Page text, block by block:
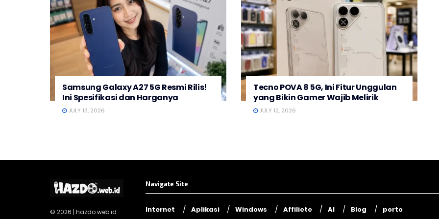
Samsung Galaxy A27 5G Resmi Rilis!
Ini Spesifikasi dan Harganya
JULY 13, 2026
Tecno POVA 8 5G, Ini Fitur Unggulan
yang Bikin Gamer Wajib Melirik
JULY 12, 2026
© 2026 | hazdo.web.id
Navigate Site
Internet Aplikasi Windows Affiliete AI Blog porto